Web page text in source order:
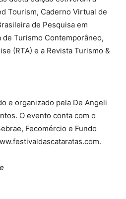
Tourism, Caderno Virtual de
de Pesquisa em
de Turismo Contemporâneo,
(RTA) e a Revista Turismo &
e organizado pela De Angeli
O evento conta com o
Fecomércio e Fundo